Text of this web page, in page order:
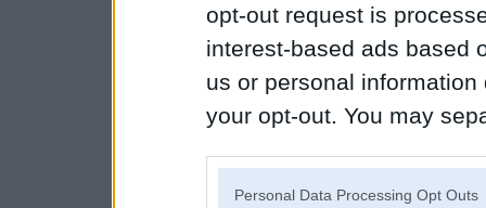
opt-out request is
interest-based ads based
us or personal
your opt-out. You may
Personal Data Processing Opt Outs